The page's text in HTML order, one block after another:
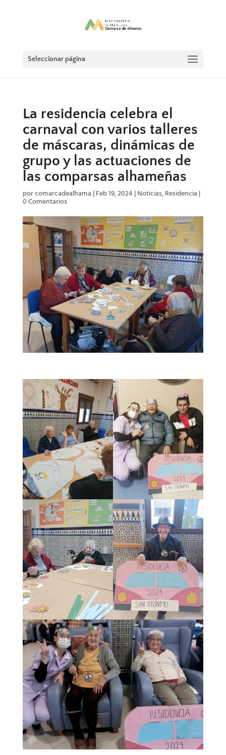
Seleccionar página
La residencia celebra el
carnaval con varios talleres
de máscaras, dinámicas de
grupo y las actuaciones de
las comparsas alhameñas
porcomarcadealhama | Feb 19, 2024| Noticias, Residencia |
0 Comentarios